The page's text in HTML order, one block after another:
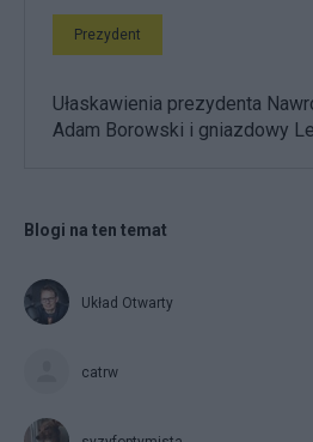
Prezydent
Ułaskawienia prezydenta
Adam Borowski i gniazdowy
Blogi na ten temat
Układ Otwarty
catrw